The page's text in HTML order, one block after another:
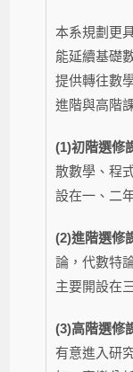
本系規劃更
能延續基礎
提供轉往數
進階與高階
(1)初階選修
散數學、程
設在一、二
(2)進階選修
論，代數特
主要開設在
(3)高階選修
有意進入研